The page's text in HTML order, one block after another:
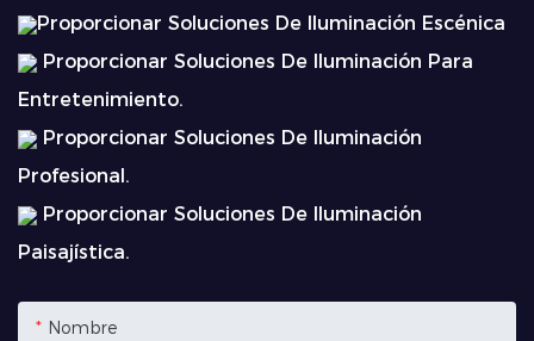
Proporcionar Soluciones De Iluminación Escénica
Proporcionar Soluciones De Iluminación Para
Entretenimiento.
Proporcionar Soluciones De Iluminación
Profesional.
Proporcionar Soluciones De Iluminación
Paisajística.
Nombre